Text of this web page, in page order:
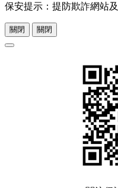
保安提示：提防欺詐網站
關閉 關閉